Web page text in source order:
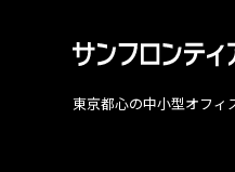
東京都心の中小型オフィ